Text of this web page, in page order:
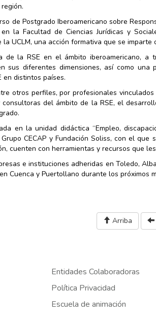
de Postgrado Iberoamericano sobre
la Facultad de Ciencias Jurídicas y
UCLM, una acción formativa que se imparte
la RSE en el ámbito iberoamericano, a
sus diferentes dimensiones, así como una
en distintos países.
otros perfiles, por profesionales
del ámbito de la RSE, el
en la unidad didáctica “Empleo,
CECAP y Fundación Soliss, con el que
cuenten con herramientas y recursos que
e instituciones adheridas en Toledo,
Cuenca y Puertollano durante los próximos
Arriba
Entidades Colaboradoras
Política Privacidad
Escuela de animación